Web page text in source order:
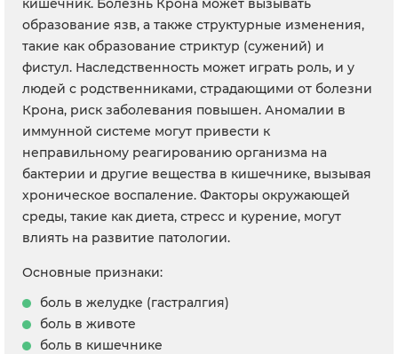
кишечник. Болезнь Крона может вызывать
образование язв, а также структурные изменения,
такие как образование стриктур (сужений) и
фистул. Наследственность может играть роль, и у
людей с родственниками, страдающими от болезни
Крона, риск заболевания повышен. Аномалии в
иммунной системе могут привести к
неправильному реагированию организма на
бактерии и другие вещества в кишечнике, вызывая
хроническое воспаление. Факторы окружающей
среды, такие как диета, стресс и курение, могут
влиять на развитие патологии.
Основные признаки:
боль в желудке (гастралгия)
боль в животе
боль в кишечнике